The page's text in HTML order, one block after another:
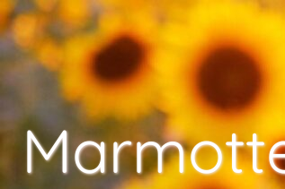
Aller au contenu